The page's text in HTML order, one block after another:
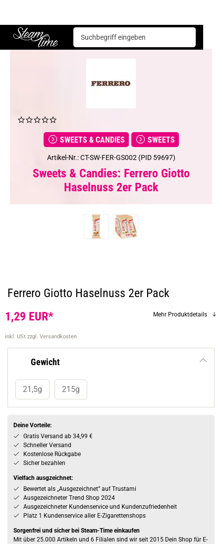
Steam time
Sweets & Candies Sweets
SWEETS & CANDIES SWEETS
Artikel-Nr.: CT-SW-FER-GS002 (PID 59697)
Sweets & Candies: Ferrero Giotto
Haselnuss 2er Pack
Ferrero Giotto Haselnuss 2er Pack
1,29 EUR*
inkl. USt zzgl. Versandkosten
Mehr Produktdetails
Gewicht
21,5g 215g
Deine Vorteile:
Gratis Versand ab 34,99 €
Schneller Versand
Kostenlose Rückgabe
Sicher bezahlen
Vielfach ausgzeichnet:
Bewertet als „Ausgezeichnet” auf Trustami
Ausgezeichneter Trend Shop 2024
Ausgezeichneter Kundenservice und Kundenzufriedenheit
Platz 1 Kundenservice aller E-Zigarettenshops
Sorgenfrei und sicher bei Steam-Time einkaufen
Mit über 25.000 Artikeln und 6 Filialen sind wir seit 2015 Dein Shop für E-